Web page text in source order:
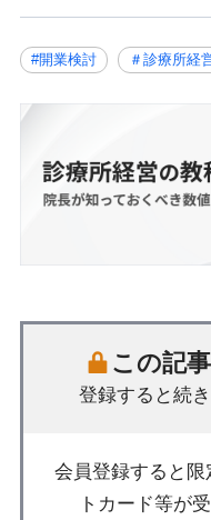
#開業検討 ＃診療所経
この記
登録すると続
会員登録すると限
トカード等が